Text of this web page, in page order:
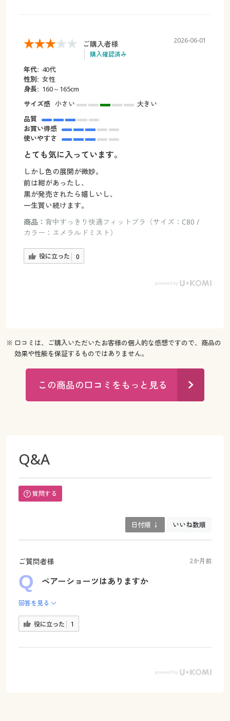
ご購入者様
購入確認済み
2026-06-01
年代: 40代
性別: 女性
身長: 160～165cm
サイズ感 小さい
大きい
品質
お買い得感
使いやすさ
とても気に入っています。
しかし色の展開が微妙。
前は紺があったし、
黒が発売されたら嬉しいし、
一生買い続けます。
商品： 背中すっきり快適フィットブラ（サイズ：C80 /
カラー：エメラルドミスト）
役に立った 0
※ 口コミは、ご購入いただいたお客様の個人的な感想ですので、商品の
効果や性能を保証するものではありません。
この商品の口コミをもっと見る
Q&A
質問する
日付順 ↓ いいね数順
ご質問者様 2か月前
ペアーショーツはありますか
回答を見る
役に立った 1